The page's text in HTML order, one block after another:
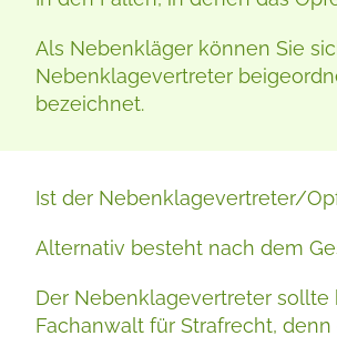
Als Nebenkläger können Sie
Nebenklagevertreter
bezeichnet.
Ist der Nebenklagevertreter/
Alternativ besteht nach dem
Der Nebenklagevertreter
Fachanwalt für Strafrecht,